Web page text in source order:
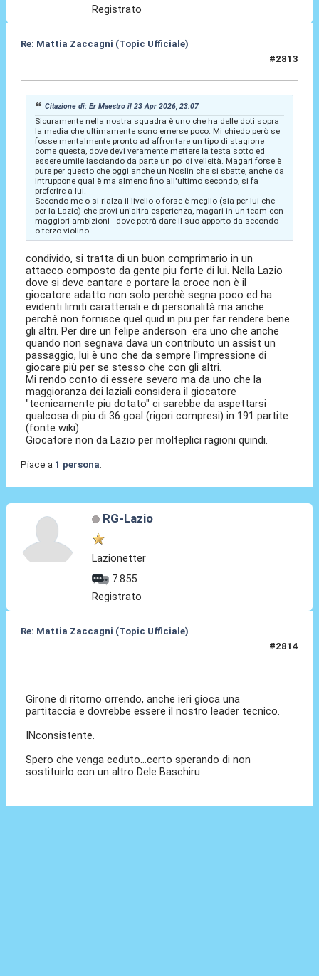
Registrato
Re: Mattia Zaccagni (Topic Ufficiale)
#2813
Citazione di: Er Maestro il 23 Apr 2026, 23:07
Sicuramente nella nostra squadra è uno che ha delle doti sopra
la media che ultimamente sono emerse poco. Mi chiedo però se
fosse mentalmente pronto ad affrontare un tipo di stagione
come questa, dove devi veramente mettere la testa sotto ed
essere umile lasciando da parte un po' di velleità. Magari forse è
pure per questo che oggi anche un Noslin che si sbatte, anche da
intruppone qual è ma almeno fino all'ultimo secondo, si fa
preferire a lui.
Secondo me o si rialza il livello o forse è meglio (sia per lui che
per la Lazio) che provi un'altra esperienza, magari in un team con
maggiori ambizioni - dove potrà dare il suo apporto da secondo
o terzo violino.
condivido, si tratta di un buon comprimario in un
attacco composto da gente piu forte di lui. Nella Lazio
dove si deve cantare e portare la croce non è il
giocatore adatto non solo perchè segna poco ed ha
evidenti limiti caratteriali e di personalità ma anche
perchè non fornisce quel quid in piu per far rendere bene
gli altri. Per dire un felipe anderson era uno che anche
quando non segnava dava un contributo un assist un
passaggio, lui è uno che da sempre l'impressione di
giocare più per se stesso che con gli altri.
Mi rendo conto di essere severo ma da uno che la
maggioranza dei laziali considera il giocatore
"tecnicamente piu dotato" ci sarebbe da aspettarsi
qualcosa di piu di 36 goal (rigori compresi) in 191 partite
(fonte wiki)
Giocatore non da Lazio per molteplici ragioni quindi.
Piace a 1 persona.
RG-Lazio
Lazionetter
7.855
Registrato
Re: Mattia Zaccagni (Topic Ufficiale)
#2814
Girone di ritorno orrendo, anche ieri gioca una
partitaccia e dovrebbe essere il nostro leader tecnico.
INconsistente.
Spero che venga ceduto...certo sperando di non
sostituirlo con un altro Dele Baschiru